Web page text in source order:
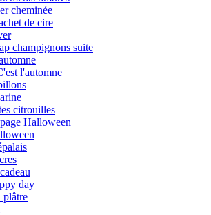
cheminée
de cire
champignons suite
l'automne
citrouilles
Halloween
day
plâtre